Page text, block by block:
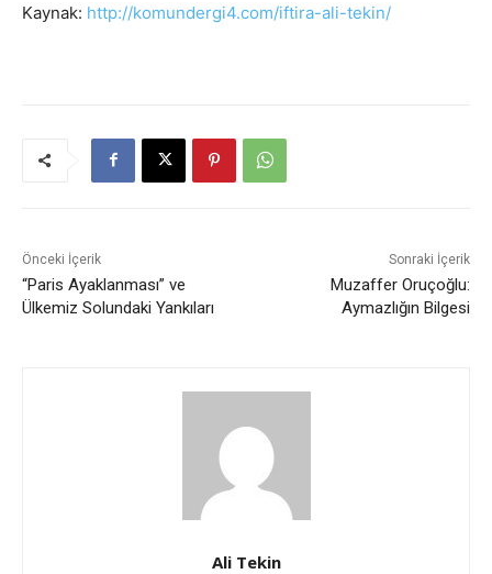
Kaynak: http://komundergi4.com/iftira-ali-tekin/
Önceki İçerik
“Paris Ayaklanması” ve
Ülkemiz Solundaki Yankıları
Sonraki İçerik
Muzaffer Oruçoğlu:
Aymazlığın Bilgesi
Ali Tekin